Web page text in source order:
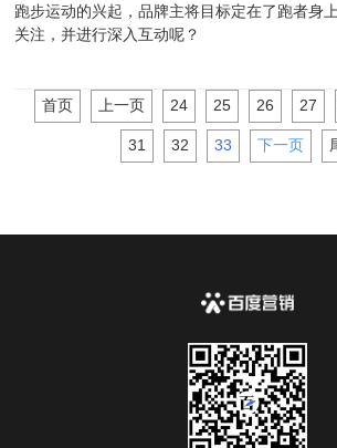
跑步运动的兴起，品牌主将目标定在了跑者身
关注，并进行深入互动呢？
首页 上一页 24 25 26 27
31 32 33 下一页